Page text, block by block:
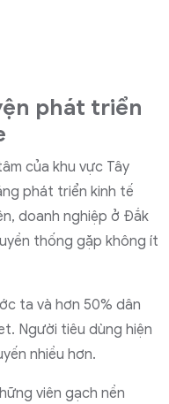
phát triển
của khu vực Tây
phát triển kinh tế
doanh nghiệp ở Đắk
thống gặp không ít
ta và hơn 50% dân
Người tiêu dùng hiện
nhiều hơn.
viên gạch nền